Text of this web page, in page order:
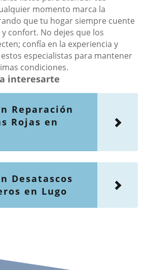
momento marca la
que tu hogar siempre cuente
confort. No dejes que los
confía en la experiencia y
especialistas para mantener
condiciones.
interesarte
Reparación
Rojas en
Desatascos
en Lugo